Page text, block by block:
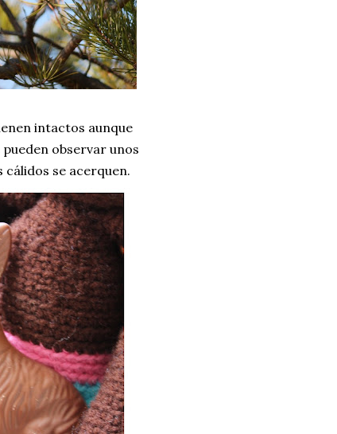
intactos aunque
observar unos
se acerquen.